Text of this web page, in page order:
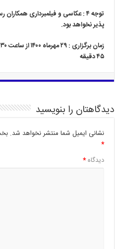
توجه ۴ : عکاسی و فیلمبرداری
پذیر نخواهد بود.
۴۵ دقیقه
دیدگاهتان را بنویسید
نشانی ایمیل شما منتشر نخواهد شد.
*
دیدگاه*